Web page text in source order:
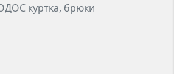
куртка, брюки